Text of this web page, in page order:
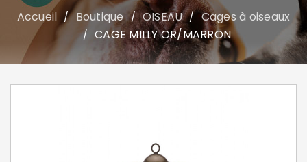
Accueil / Boutique / OISEAU / Cages à oiseaux
/ CAGE MILLY OR/MARRON